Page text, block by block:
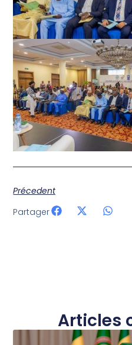
Précedent
Partager
Articles